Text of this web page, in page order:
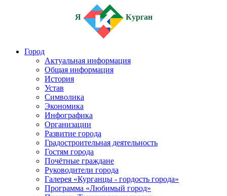
Я Курган
Город
Актуальная информация
Общая информация
История
Устав
Символика
Экономика
Инфографика
Организации
Развитие города
Градостроительная деятельность
Гостям города
Почётные граждане
Руководители города
Галерея «Курганцы - гордость города»
Программа «Любимый город»